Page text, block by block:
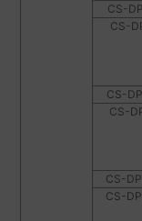
CS-
CS-
CS-
CS-
CS-
CS-